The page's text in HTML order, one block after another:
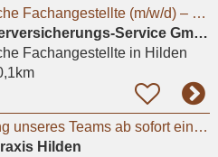
Tiermedizinische Fachangestellte (m/w/d) – Kundenberatung & Backoffice
Deutscher Tierversicherungs-Service GmbH & Co. KG
Fachangestelltein Hilden
zur Verstärkung unseres Teams ab sofort eine engagierte und herzliche TFA in Vollzeit.
Hilden